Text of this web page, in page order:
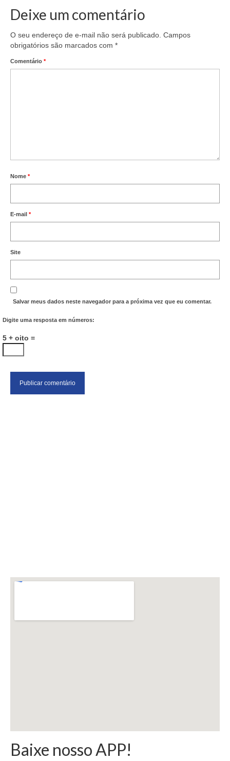
Deixe um comentário
O seu endereço de e-mail não será publicado. Campos
obrigatórios são marcados com *
Comentário *
Nome *
E-mail *
Site
Salvar meus dados neste navegador para a próxima vez que eu comentar.
Digite uma resposta em números:
5 + oito =
Baixe nosso APP!